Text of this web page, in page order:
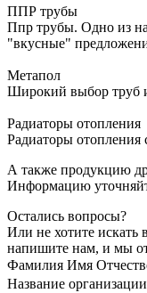
ППР трубы
Ппр трубы. Одно из
"вкусные"
Метапол
Широкий выбор труб
Радиаторы отопления
Радиаторы
А также продукцию
Информацию
Остались вопросы?
Или не хотите искать
напишите нам, и мы
Фамилия Имя
Название организации